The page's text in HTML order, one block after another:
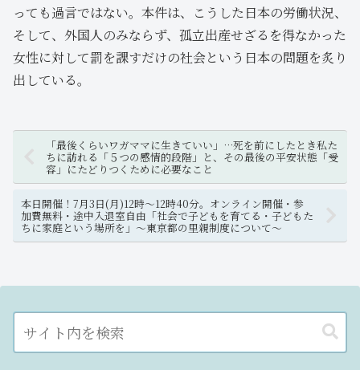
っても過言ではない。本件は、こうした日本の労働状況、
そして、外国人のみならず、孤立出産せざるを得なかった
女性に対して罰を課すだけの社会という日本の問題を炙り
出している。
「最後くらいワガママに生きていい」…死を前にしたとき私た
ちに訪れる「５つの感情的段階」と、その最後の平安状態「受
容」にたどりつくために必要なこと
本日開催！7月3日(月)12時～12時40分。オンライン開催・参
加費無料・途中入退室自由「社会で子どもを育てる・子どもた
ちに家庭という場所を」～東京都の里親制度について～